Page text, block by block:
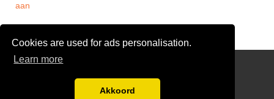
Cookies are used for ads personalisation.
Learn more
Akkoord
aan
Stoffeerder nodig?
Gratis Offertes Vergelijken